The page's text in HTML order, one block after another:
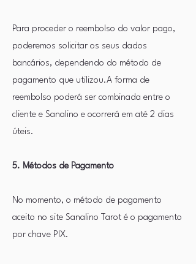
Para proceder o reembolso do valor pago,
poderemos solicitar os seus dados
bancários, dependendo do método de
pagamento que utilizou.A forma de
reembolso poderá ser combinada entre o
cliente e Sanalino e ocorrerá em até 2 dias
úteis.
5. Métodos de Pagamento
No momento, o método de pagamento
aceito no site Sanalino Tarot é o pagamento
por chave PIX.